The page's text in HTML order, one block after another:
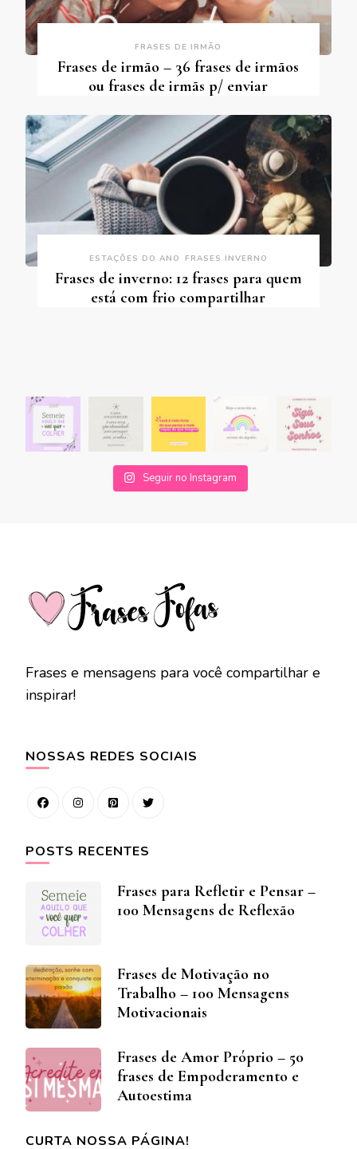
FRASES DE IRMÃO
Frases de irmão – 36 frases de irmãos
ou frases de irmãs p/ enviar
ESTAÇÕES DO ANO FRASES INVERNO
Frases de inverno: 12 frases para quem
está com frio compartilhar
Seguir no Instagram
Frases e mensagens para você compartilhar e
inspirar!
NOSSAS REDES SOCIAIS
POSTS RECENTES
Frases para Refletir e Pensar –
100 Mensagens de Reflexão
Frases de Motivação no
Trabalho – 100 Mensagens
Motivacionais
Frases de Amor Próprio – 50
frases de Empoderamento e
Autoestima
CURTA NOSSA PÁGINA!